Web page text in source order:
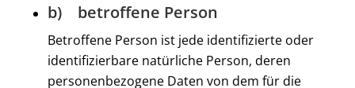
b) betroffene Person
Betroffene Person ist jede identifizierte oder
identifizierbare natürliche Person, deren
personenbezogene Daten von dem für die